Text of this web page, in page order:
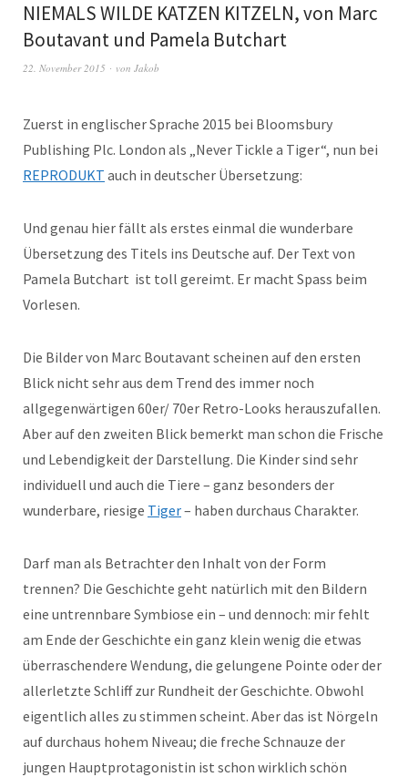
NIEMALS WILDE KATZEN KITZELN, von Marc
Boutavant und Pamela Butchart
22. November 2015 von Jakob
Zuerst in englischer Sprache 2015 bei Bloomsbury
Publishing Plc. London als „Never Tickle a Tiger“, nun bei
REPRODUKT auch in deutscher Übersetzung:
Und genau hier fällt als erstes einmal die wunderbare
Übersetzung des Titels ins Deutsche auf. Der Text von
Pamela Butchart ist toll gereimt. Er macht Spass beim
Vorlesen.
Die Bilder von Marc Boutavant scheinen auf den ersten
Blick nicht sehr aus dem Trend des immer noch
allgegenwärtigen 60er/ 70er Retro-Looks herauszufallen.
Aber auf den zweiten Blick bemerkt man schon die Frische
und Lebendigkeit der Darstellung. Die Kinder sind sehr
individuell und auch die Tiere – ganz besonders der
wunderbare, riesige Tiger– haben durchaus Charakter.
Darf man als Betrachter den Inhalt von der Form
trennen? Die Geschichte geht natürlich mit den Bildern
eine untrennbare Symbiose ein – und dennoch: mir fehlt
am Ende der Geschichte ein ganz klein wenig die etwas
überraschendere Wendung, die gelungene Pointe oder der
allerletzte Schliff zur Rundheit der Geschichte. Obwohl
eigentlich alles zu stimmen scheint. Aber das ist Nörgeln
auf durchaus hohem Niveau; die freche Schnauze der
jungen Hauptprotagonistin ist schon wirklich schön